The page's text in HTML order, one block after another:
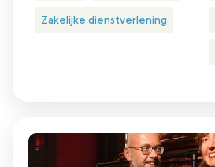
Zakelijke dienstverlening